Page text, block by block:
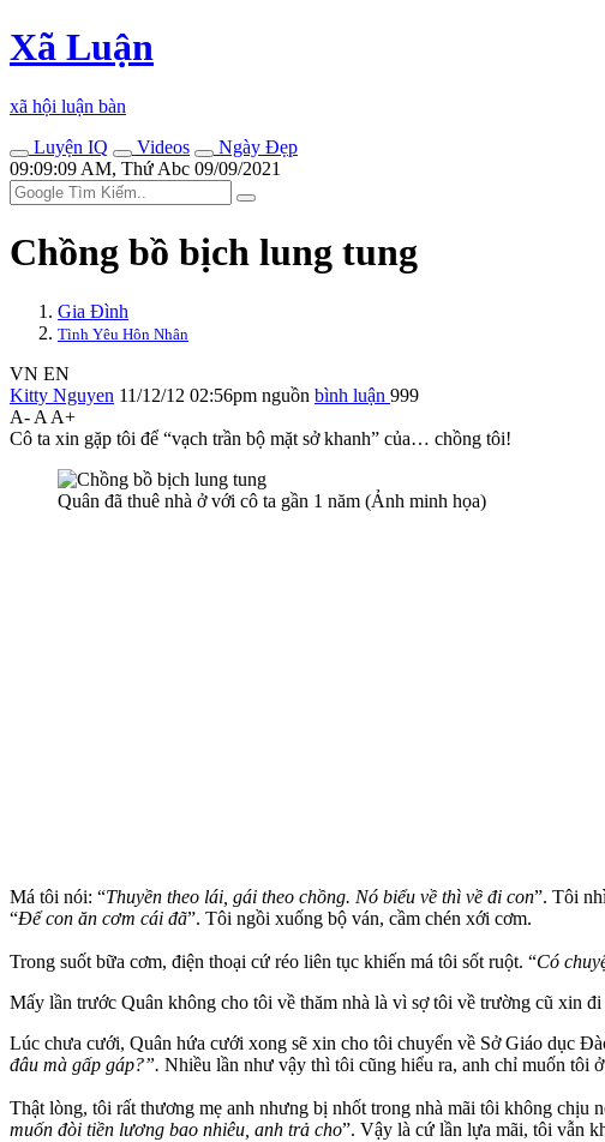
Xã Luận
xã hội luận bàn
Luyện IQ
Videos
Ngày Đẹp
09:09:09 AM, Thứ Abc 09/09/2021
Chồng bồ bịch lung tung
Gia Đình
Tình Yêu Hôn Nhân
VN EN
Kitty Nguyen 11/12/12 02:56pm nguồn bình luận 999
A- A A+
Cô ta xin gặp tôi để “vạch trần bộ mặt sở khanh” của… chồng tôi!
Quân đã thuê nhà ở với cô ta gần 1 năm (Ảnh minh họa)
Má tôi nói: “Thuyền theo lái, gái theo chồng. Nó biểu về thì về đi con”. Tôi
“Để con ăn cơm cái đã”. Tôi ngồi xuống bộ ván, cầm chén xới cơm.
Trong suốt bữa cơm, điện thoại cứ réo liên tục khiến má tôi sốt ruột. “Có
Mấy lần trước Quân không cho tôi về thăm nhà là vì sợ tôi về trường cũ xin
Lúc chưa cưới, Quân hứa cưới xong sẽ xin cho tôi chuyển về Sở Giáo dục
đâu mà gấp gáp?”. Nhiều lần như vậy thì tôi cũng hiểu ra, anh chỉ muốn tôi
Thật lòng, tôi rất thương mẹ anh nhưng bị nhốt trong nhà mãi tôi không chịu
muốn đòi tiền lương bao nhiêu, anh trả cho”. Vậy là cứ lần lựa mãi, tôi vẫn